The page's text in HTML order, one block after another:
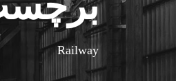
Railway